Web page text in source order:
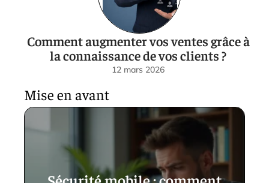
Comment augmenter vos ventes grâce à
la connaissance de vos clients ?
12 mars 2026
Mise en avant